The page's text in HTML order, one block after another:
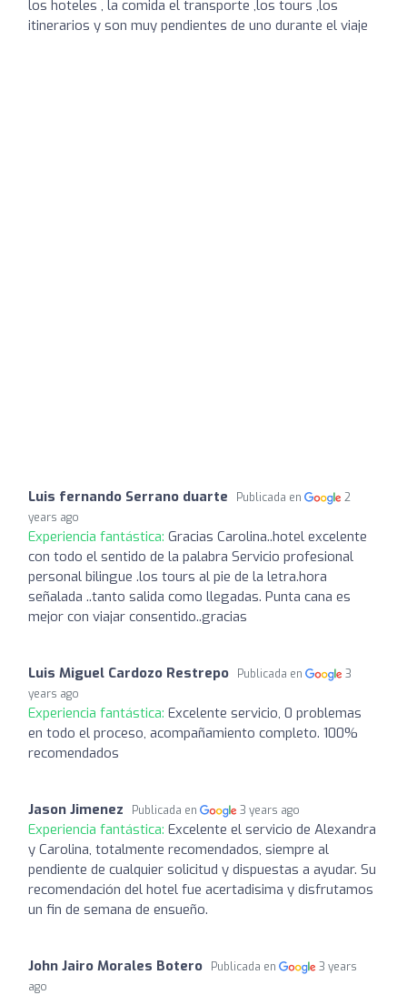
los hoteles , la comida el transporte ,los tours ,los
itinerarios y son muy pendientes de uno durante el viaje
Luis fernando Serrano duarte Publicada en
2
years ago
Experiencia fantástica: Gracias Carolina..hotel excelente
con todo el sentido de la palabra Servicio profesional
personal bilingue .los tours al pie de la letra.hora
señalada ..tanto salida como llegadas. Punta cana es
mejor con viajar consentido..gracias
Luis Miguel Cardozo Restrepo Publicada en
3
years ago
Experiencia fantástica: Excelente servicio, 0 problemas
en todo el proceso, acompañamiento completo. 100%
recomendados
Jason Jimenez Publicada en 3 years ago
Experiencia fantástica: Excelente el servicio de Alexandra
y Carolina, totalmente recomendados, siempre al
pendiente de cualquier solicitud y dispuestas a ayudar. Su
recomendación del hotel fue acertadisima y disfrutamos
un fin de semana de ensueño.
John Jairo Morales Botero Publicada en
3 years
ago